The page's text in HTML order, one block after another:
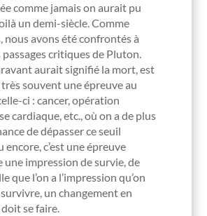
comme jamais on aurait pu
un demi-siècle. Comme
nous avons été confrontés à
critiques de Pluton.
aurait signifié la mort, est
souvent une épreuve au
ci : cancer, opération
cardiaque, etc., où on a de plus
de dépasser ce seuil
c’est une épreuve
une impression de survie, de
que l’on a l’impression qu’on
un changement en
se faire.